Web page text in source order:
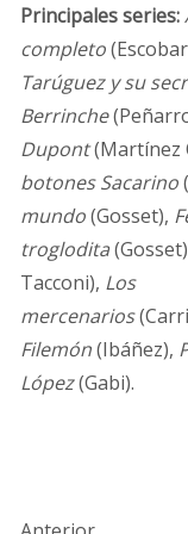
Principales series:
completo
Tarúguez y su
Berrinche
Dupont(Martínez
botones Sacarino
mundo(Gosset),
troglodita
Tacconi), Los
mercenarios
Filemón(Ibáñez),
López(Gabi).